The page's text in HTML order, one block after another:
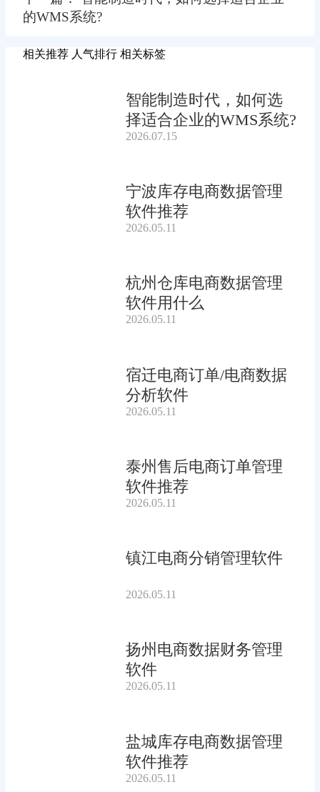
的WMS系统?
相关推荐 人气排行 相关标签
智能制造时代，如何选
择适合企业的WMS系统?
2026.07.15
宁波库存电商数据管理
软件推荐
2026.05.11
杭州仓库电商数据管理
软件用什么
2026.05.11
宿迁电商订单/电商数据
分析软件
2026.05.11
泰州售后电商订单管理
软件推荐
2026.05.11
镇江电商分销管理软件
2026.05.11
扬州电商数据财务管理
软件
2026.05.11
盐城库存电商数据管理
软件推荐
2026.05.11